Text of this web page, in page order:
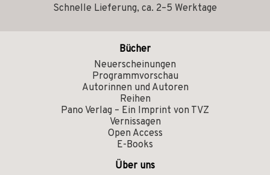
Schnelle Lieferung, ca. 2–5 Werktage
Bücher
Neuerscheinungen
Programmvorschau
Autorinnen und Autoren
Reihen
Pano Verlag – Ein Imprint von TVZ
Vernissagen
Open Access
E-Books
Über uns